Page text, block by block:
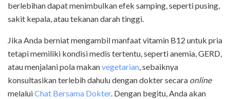
berlebihan dapat menimbulkan efek samping, seperti pusing,
sakit kepala, atau tekanan darah tinggi.
Jika Anda berniat mengambil manfaat vitamin B12 untuk pria
tetapi memiliki kondisi medis tertentu, seperti anemia, GERD,
atau menjalani pola makanvegetarian, sebaiknya
konsultasikan terlebih dahulu dengan dokter secara online
melaluiChat Bersama Dokter. Dengan begitu, Anda akan